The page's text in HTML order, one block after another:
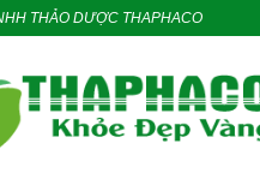
THẢO DƯỢC THAPHACO